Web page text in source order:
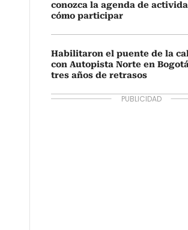
conozca la agenda de
cómo participar
Habilitaron el puente de la
con Autopista Norte en
tres años de retrasos